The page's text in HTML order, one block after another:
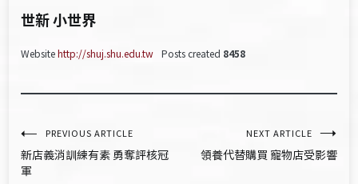
世新 小世界
Websitehttp://shuj.shu.edu.tw Posts created 8458
文
章
PREVIOUS ARTICLE
新店義消訓練有素 勇奪評核冠
軍
NEXT ARTICLE
領養代替購買 寵物店受影響